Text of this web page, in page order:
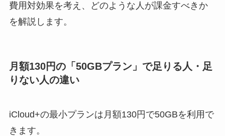
費用対効果を考え、どのような人が課金すべきか
を解説します。
月額130円の「50GBプラン」で足りる人・足
りない人の違い
iCloud+の最小プランは月額130円で50GBを利用で
きます。